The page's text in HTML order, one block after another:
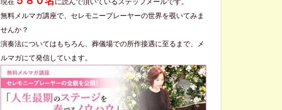
無料メルマガ講座で、セレモニープレーヤーの世界を覗いてみま
せんか？
演奏法についてはもちろん、葬儀場での所作接遇に至るまで、メ
ルマガにて発信しています。